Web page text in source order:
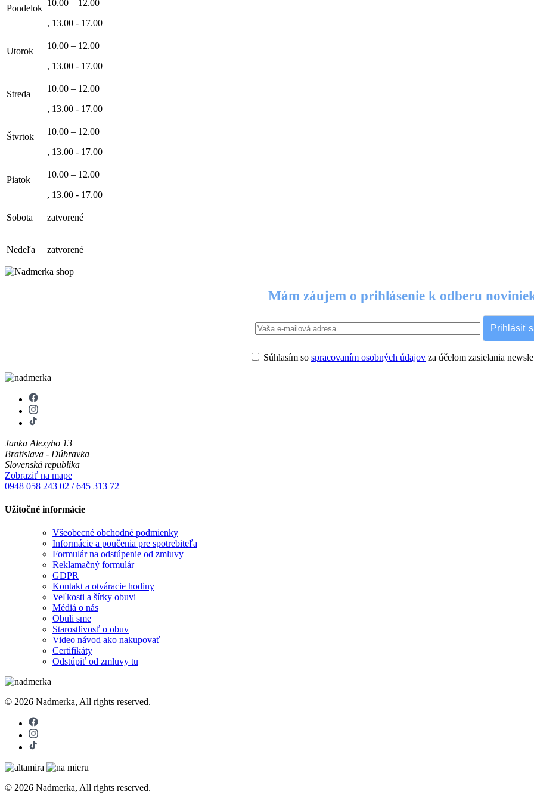
Pondelok
10.00 – 12.00
, 13.00 - 17.00
Utorok
10.00 – 12.00
, 13.00 - 17.00
Streda
10.00 – 12.00
, 13.00 - 17.00
Štvrtok
10.00 – 12.00
, 13.00 - 17.00
Piatok
10.00 – 12.00
, 13.00 - 17.00
Sobota zatvorené
Nedeľa zatvorené
Mám záujem o prihlásenie k odberu
Prihlásiť
Súhlasím so spracovaním osobných údajov za účelom zasielania
Janka Alexyho 13
Bratislava - Dúbravka
Slovenská republika
Zobraziť na mape
0948 058 243 02 / 645 313 72
Užitočné informácie
Všeobecné obchodné podmienky
Informácie a poučenia pre spotrebiteľa
Formulár na odstúpenie od zmluvy
Reklamačný formulár
GDPR
Kontakt a otváracie hodiny
Veľkosti a šírky obuvi
Médiá o nás
Obuli sme
Starostlivosť o obuv
Video návod ako nakupovať
Certifikáty
Odstúpiť od zmluvy tu
© 2026 Nadmerka, All rights reserved.
© 2026 Nadmerka, All rights reserved.